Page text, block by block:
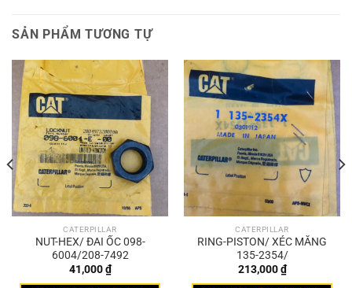
SẢN PHẨM TƯƠNG TỰ
CATERPILLAR
NUT-HEX/ ĐAI ỐC 098-
6004/208-7492
41,000₫
CATERPILLAR
RING-PISTON/ XÉC MĂNG
135-2354/
213,000₫